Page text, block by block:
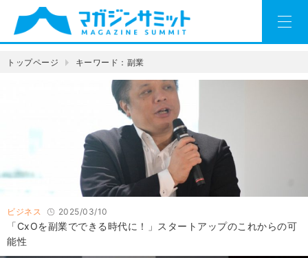
トップページ キーワード：副業
ビジネス 2025/03/10
「CxOを副業でできる時代に！」スタートアップのこれからの可
能性